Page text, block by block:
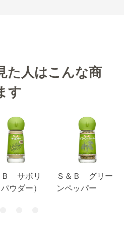
た人はこんな商
す
Ｂ サボリ
ウダー）
Ｓ＆Ｂ グリー
ンペッパー